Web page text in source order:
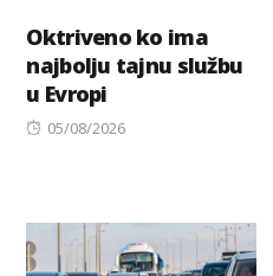
Oktriveno ko ima
najbolju tajnu službu
u Evropi
Posted
05/08/2026